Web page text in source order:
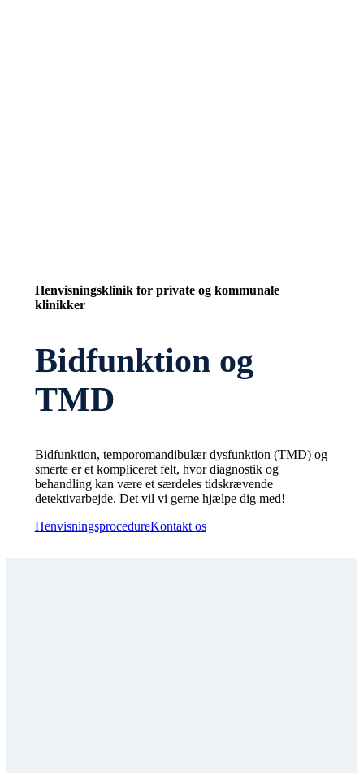
Henvisningsklinik for private og kommunale
klinikker
Bidfunktion og
TMD
Bidfunktion, temporomandibulær dysfunktion (TMD) og
smerte er et kompliceret felt, hvor diagnostik og
behandling kan være et særdeles tidskrævende
detektivarbejde. Det vil vi gerne hjælpe dig med!
HenvisningsprocedureKontakt os